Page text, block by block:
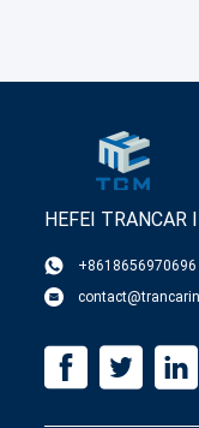
HEFEI TRANCAR
+8618656970696